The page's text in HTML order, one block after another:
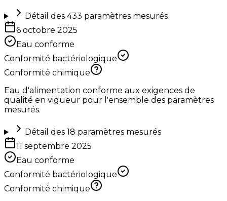
Détail des 433 paramètres mesurés
6 octobre 2025
Eau conforme
Conformité bactériologique
Conformité chimique
Eau d'alimentation conforme aux exigences de
qualité en vigueur pour l'ensemble des paramètres
mesurés.
Détail des 18 paramètres mesurés
11 septembre 2025
Eau conforme
Conformité bactériologique
Conformité chimique